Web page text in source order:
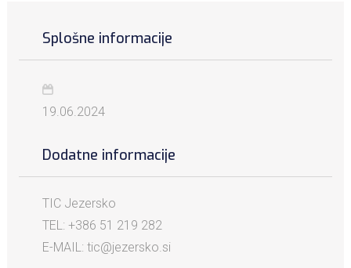
Splošne informacije
19.06.2024
Dodatne informacije
TIC Jezersko
TEL: +386 51 219 282
E-MAIL: tic@jezersko.si